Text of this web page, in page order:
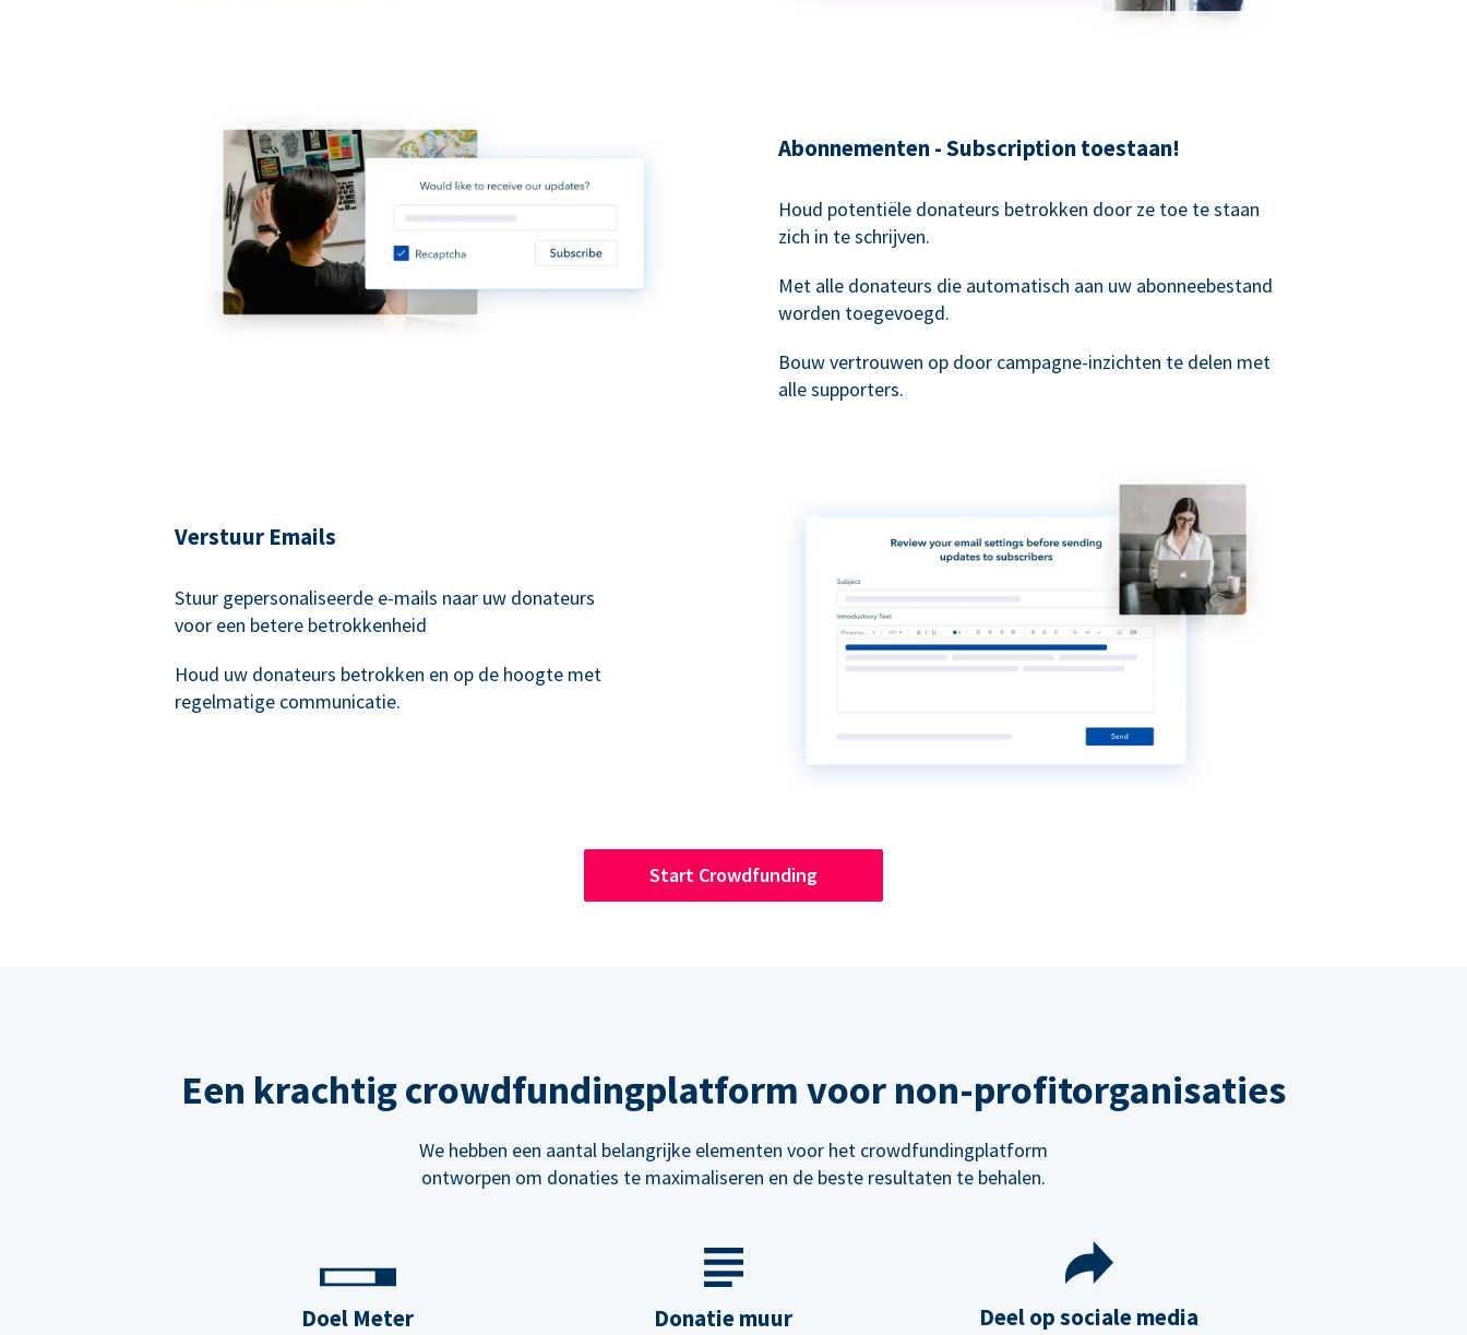
Abonnementen - Subscription toestaan!
Houd potentiële donateurs betrokken door ze toe te staan
zich in te schrijven.
Met alle donateurs die automatisch aan uw abonneebestand
worden toegevoegd.
Bouw vertrouwen op door campagne-inzichten te delen met
alle supporters.
Verstuur Emails
Stuur gepersonaliseerde e-mails naar uw donateurs
voor een betere betrokkenheid
Houd uw donateurs betrokken en op de hoogte met
regelmatige communicatie.
Start Crowdfunding
Een krachtig crowdfundingplatform voor non-profitorganisaties
We hebben een aantal belangrijke elementen voor het crowdfundingplatform
ontworpen om donaties te maximaliseren en de beste resultaten te behalen.
Doel Meter Donatie muur Deel op sociale media